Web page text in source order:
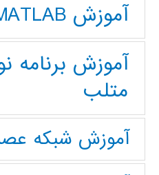
آموزش MATLAB
آموزش برنامه
متلب
آموزش شبکه